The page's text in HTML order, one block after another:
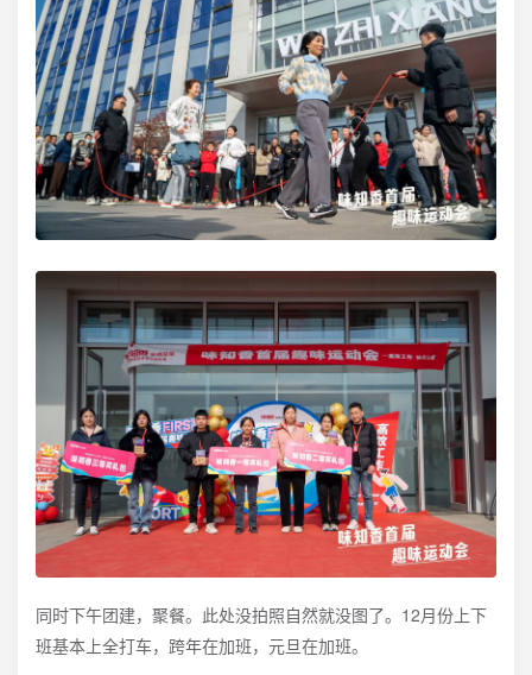
同时下午团建，聚餐。此处没拍照自然就没图了。12月份上下
班基本上全打车，跨年在加班，元旦在加班。